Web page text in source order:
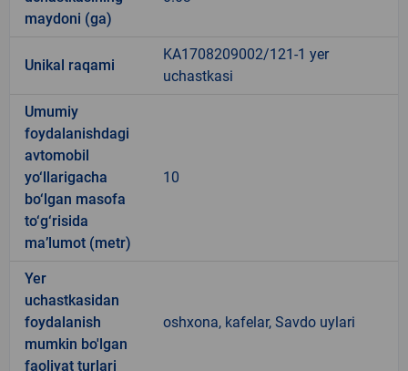
maydoni (ga)
Unikal raqami
KA1708209002/121-1 yer
uchastkasi
Umumiy
foydalanishdagi
avtomobil
yo‘llarigacha
bo‘lgan masofa
to‘g‘risida
ma’lumot (metr)
10
Yer
uchastkasidan
foydalanish
mumkin bo'lgan
faoliyat turlari
oshxona, kafelar, Savdo uylari